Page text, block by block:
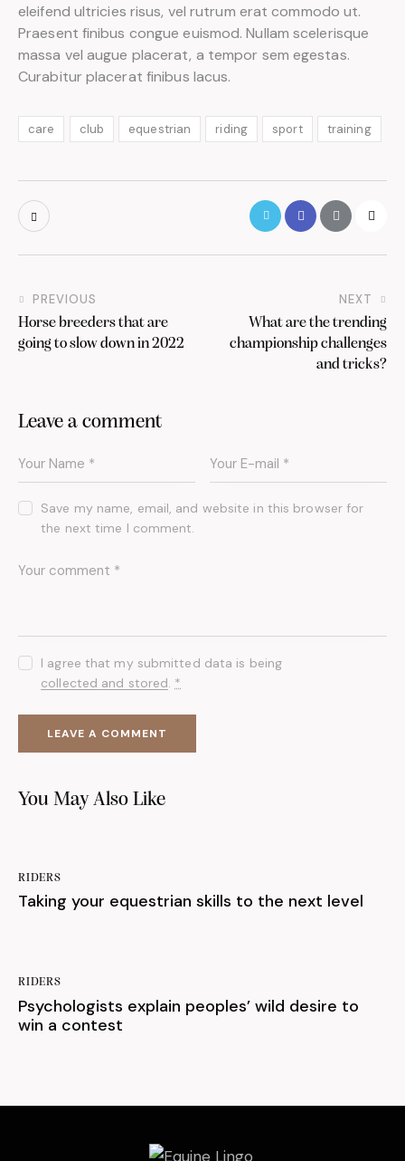
eleifend ultricies risus, vel rutrum erat commodo ut.
Praesent finibus congue euismod. Nullam scelerisque
massa vel augue placerat, a tempor sem egestas.
Curabitur placerat finibus lacus.
care club equestrian riding sport training
PREVIOUS
Horse breeders that are
going to slow down in 2022
NEXT
What are the trending
championship challenges
and tricks?
Leave a comment
Save my name, email, and website in this browser for
the next time I comment.
I agree that my submitted data is being
collected and stored. *
You May Also Like
RIDERS
Taking your equestrian skills to the next level
RIDERS
Psychologists explain peoples’ wild desire to
win a contest